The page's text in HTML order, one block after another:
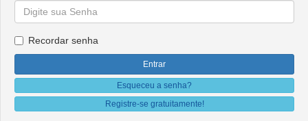
Recordar senha
Esqueceu a senha?
Registre-se gratuitamente!